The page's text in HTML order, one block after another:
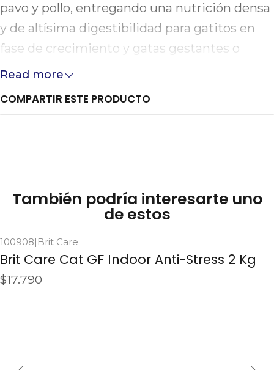
pavo y pollo, entregando una nutrición densa
y de altísima digestibilidad para gatitos en
fase de crecimiento y gatas gestantes o
lactantes. Enriquecida con calostro, ácidos
Read more
COMPARTIR ESTE PRODUCTO
También podría interesarte uno
de estos
Agotado
100908| Brit Care
Brit Care Cat GF Indoor Anti-Stress 2 Kg
$17.790